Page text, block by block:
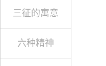
三征的寓意
六种精神